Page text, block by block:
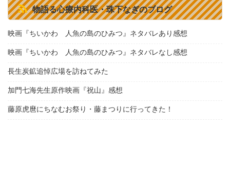
物語る心療内科医・珠下なぎのブログ
映画『ちいかわ 人魚の島のひみつ』ネタバレあり感想
映画『ちいかわ 人魚の島のひみつ』ネタバレなし感想
長生炭鉱追悼広場を訪ねてみた
加門七海先生原作映画『祝山』感想
藤原虎麿にちなむお祭り・藤まつりに行ってきた！